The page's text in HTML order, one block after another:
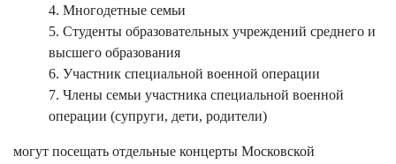
4. Многодетные семьи
5. Студенты образовательных учреждений среднего и
высшего образования
6. Участник специальной военной операции
7. Члены семьи участника специальной военной
операции (супруги, дети, родители)
могут посещать отдельные концерты Московской